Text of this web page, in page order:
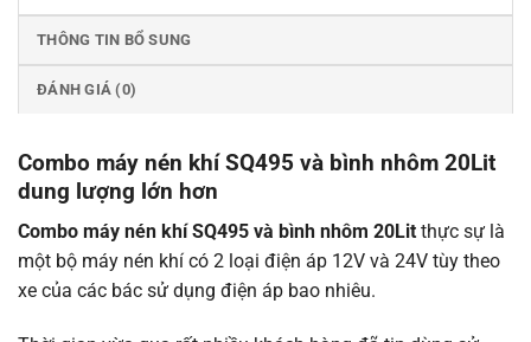
THÔNG TIN BỔ SUNG
ĐÁNH GIÁ (0)
Combo máy nén khí SQ495 và bình nhôm 20Lit
dung lượng lớn hơn
Combo máy nén khí SQ495 và bình nhôm 20Lit thực sự là
một bộ máy nén khí có 2 loại điện áp 12V và 24V tùy theo
xe của các bác sử dụng điện áp bao nhiêu.